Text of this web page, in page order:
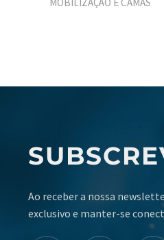
Ao receber a nossa
exclusivo e manter-se